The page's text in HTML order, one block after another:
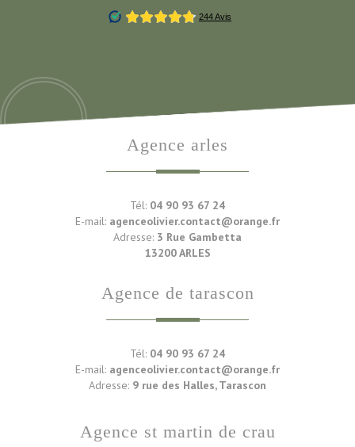
agence arles
Tél: 04 90 93 67 24
E-mail: agenceolivier.contact@orange.fr
Adresse: 3 Rue Gambetta
13200 ARLES
agence de tarascon
Tél: 04 90 93 67 24
E-mail: agenceolivier.contact@orange.fr
Adresse: 9 rue des Halles, Tarascon
agence st martin de crau